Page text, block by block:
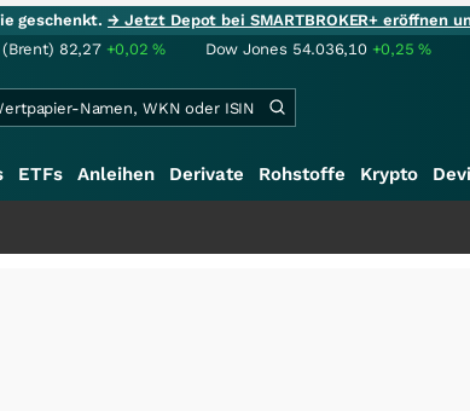
geschenkt.→ Jetzt Depot bei SMARTBROKER+ eröffnen
(Brent) 82,27 +0,02% Dow Jones 54.036,10 +0,25%
ETFs Anleihen Derivate Rohstoffe Krypto